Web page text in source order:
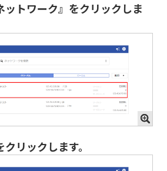
ットワーク』をクリックしま
クリックします。